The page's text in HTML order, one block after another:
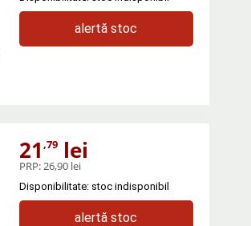
alertă stoc
21 ,79lei
PRP: 26,90 lei
Disponibilitate: stoc indisponibil
alertă stoc